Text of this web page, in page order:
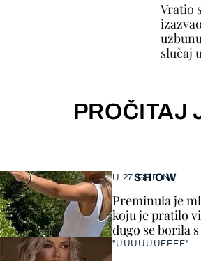
Vratio
slučaj
PROČITAJ
SHOW
U 27. GODINI
Preminula je
koju je pratilo
dugo se borila
"UUUUUUFFFF"